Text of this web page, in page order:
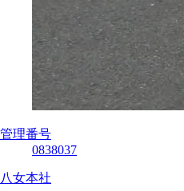
管理番号
0838037
八女本社